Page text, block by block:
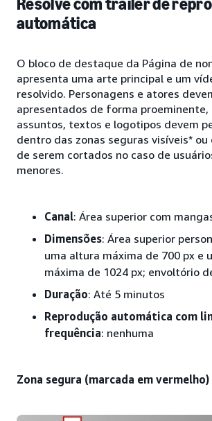
automática
O bloco de destaque da Página de
apresenta uma arte principal e um
resolvido. Personagens e atores
apresentados de forma proeminente,
assuntos, textos e logotipos devem
dentro das zonas seguras visíveis* ou
de serem cortados no caso de
menores.
Canal: Área superior com
Dimensões: Área superior
uma altura máxima de 700 px e
máxima de 1024 px; envoltório
Duração: Até 5 minutos
Reprodução automática com
frequência: nenhuma
Zona segura (marcada em vermelho)